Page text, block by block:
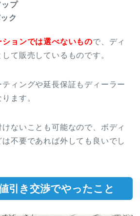
ップ
ク
ションでは選べないもので、ディ
て販売しているものです。
ティングや延長保証もディーラー
ます。
ないことも可能なので、ボディ
不要であれば外しても良いでし
引き交渉でやったこと